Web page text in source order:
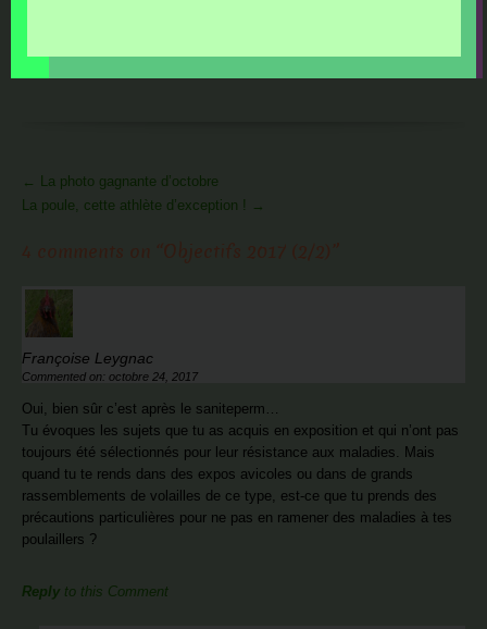
Posted in:Uncategorized
More
Articles
← La photo gagnante d’octobre
La poule, cette athlète d’exception ! →
Françoise Leygnac
Commented on: octobre 24, 2017
Oui, bien sûr c’est après le saniteperm…
Tu évoques les sujets que tu as acquis en exposition et qui n’ont pas
toujours été sélectionnés pour leur résistance aux maladies. Mais
quand tu te rends dans des expos avicoles ou dans de grands
rassemblements de volailles de ce type, est-ce que tu prends des
précautions particulières pour ne pas en ramener des maladies à tes
poulaillers ?
Reply to this Comment